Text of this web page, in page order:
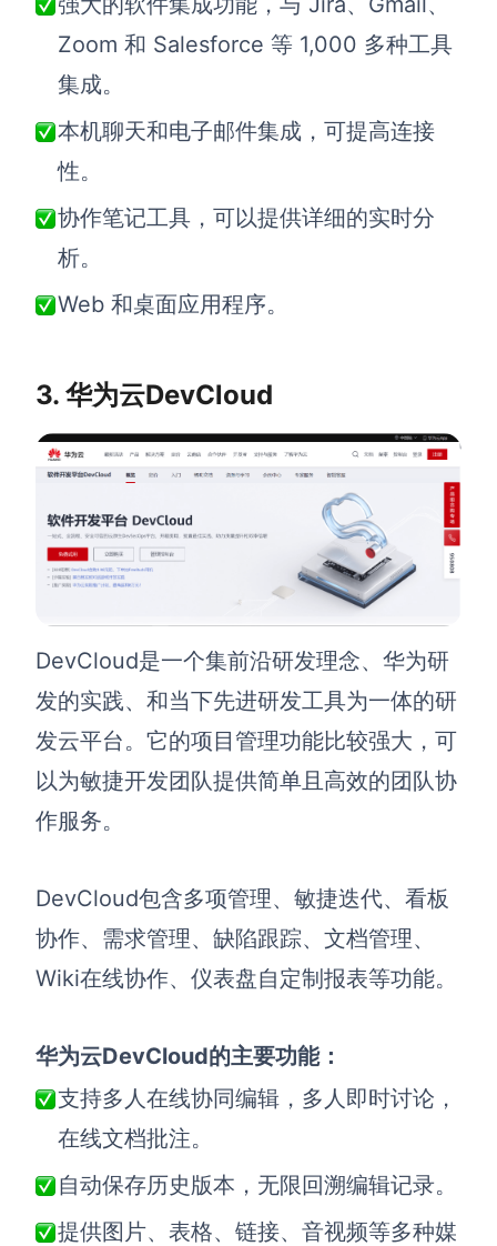
Zoom 和 Salesforce 等 1,000 多种工具
集成。
本机聊天和电子邮件集成，可提高连接
性。
协作笔记工具，可以提供详细的实时分
析。
Web 和桌面应用程序。
3. 华为云DevCloud
DevCloud是一个集前沿研发理念、华为研
发的实践、和当下先进研发工具为一体的研
发云平台。它的项目管理功能比较强大，可
以为敏捷开发团队提供简单且高效的团队协
作服务。
DevCloud包含多项管理、敏捷迭代、看板
协作、需求管理、缺陷跟踪、文档管理、
Wiki在线协作、仪表盘自定制报表等功能。
华为云DevCloud的主要功能：
支持多人在线协同编辑，多人即时讨论，
在线文档批注。
自动保存历史版本，无限回溯编辑记录。
提供图片、表格、链接、音视频等多种媒